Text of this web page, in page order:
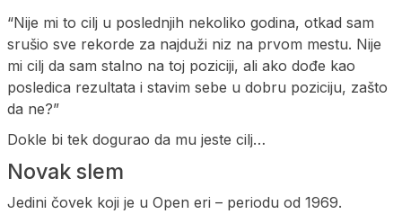
“Nije mi to cilj u poslednjih nekoliko godina, otkad sam
srušio sve rekorde za najduži niz na prvom mestu. Nije
mi cilj da sam stalno na toj poziciji, ali ako dođe kao
posledica rezultata i stavim sebe u dobru poziciju, zašto
da ne?”
Dokle bi tek dogurao da mu jeste cilj…
Novak slem
Jedini čovek koji je u Open eri – periodu od 1969.